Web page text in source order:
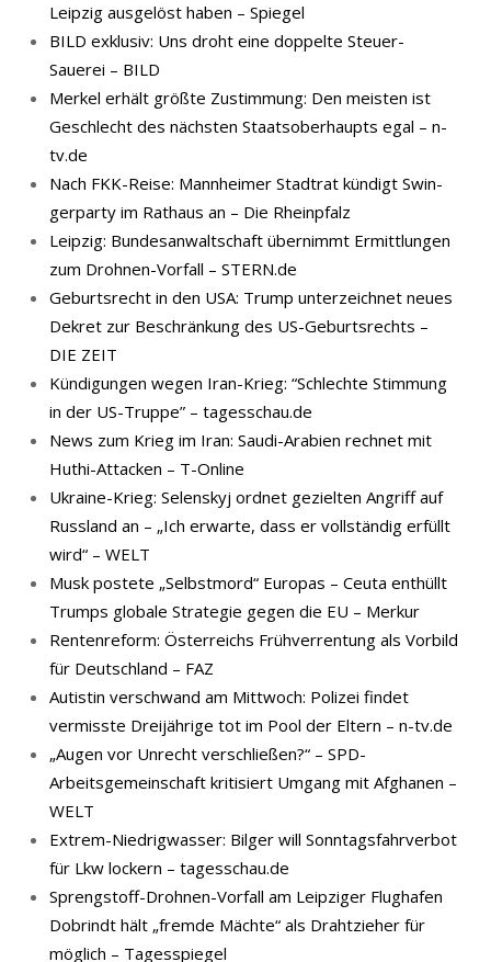
Leipzig ausgelöst haben – Spiegel
BILD exklusiv: Uns droht eine doppelte Steuer-
Sauerei – BILD
Merkel erhält größte Zustimmung: Den meisten ist
Geschlecht des nächsten Staatsoberhaupts egal – n-
tv.de
Nach FKK-​Reise: Mann­hei­mer Stadt­rat kün­digt Swin­
ger­par­ty im Rat­haus an – Die Rheinpfalz
Leipzig: Bundesanwaltschaft übernimmt Ermittlungen
zum Drohnen-Vorfall – STERN.de
Geburtsrecht in den USA: Trump unterzeichnet neues
Dekret zur Beschränkung des US-Geburtsrechts –
DIE ZEIT
Kündigungen wegen Iran-Krieg: “Schlechte Stimmung
in der US-Truppe” – tagesschau.de
News zum Krieg im Iran: Saudi-Arabien rechnet mit
Huthi-Attacken – T-Online
Ukraine-Krieg: Selenskyj ordnet gezielten Angriff auf
Russland an – „Ich erwarte, dass er vollständig erfüllt
wird“ – WELT
Musk postete „Selbstmord“ Europas – Ceuta enthüllt
Trumps globale Strategie gegen die EU – Merkur
Rentenreform: Österreichs Frühverrentung als Vorbild
für Deutschland – FAZ
Autistin verschwand am Mittwoch: Polizei findet
vermisste Dreijährige tot im Pool der Eltern – n-tv.de
„Augen vor Unrecht verschließen?“ – SPD-
Arbeitsgemeinschaft kritisiert Umgang mit Afghanen –
WELT
Extrem-Niedrigwasser: Bilger will Sonntagsfahrverbot
für Lkw lockern – tagesschau.de
Sprengstoff-Drohnen-Vorfall am Leipziger Flughafen
Dobrindt hält „fremde Mächte“ als Drahtzieher für
möglich – Tagesspiegel